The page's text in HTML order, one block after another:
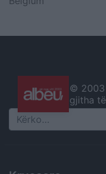
©
gjitha
Search